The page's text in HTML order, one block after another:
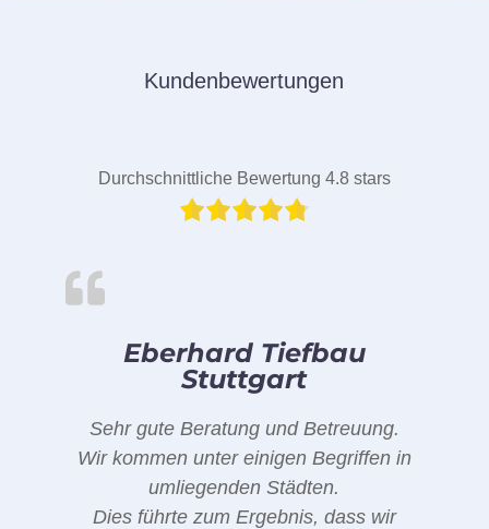
Kundenbewertungen
Durchschnittliche Bewertung 4.8 stars
Eberhard Tiefbau
Stuttgart
Sehr gute Beratung und Betreuung.
Wir kommen unter einigen Begriffen in
umliegenden Städten.
Dies führte zum Ergebnis, dass wir